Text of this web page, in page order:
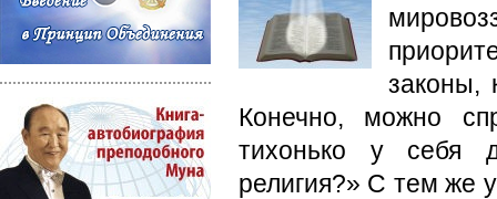
законы,
Конечно, можно
тихонько у себя
религия?» С тем же